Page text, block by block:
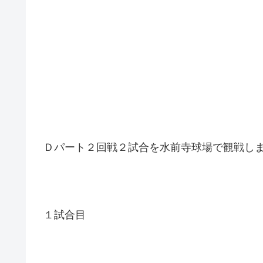
Ｄパート２回戦２試合を水前寺球場で観戦し
１試合目